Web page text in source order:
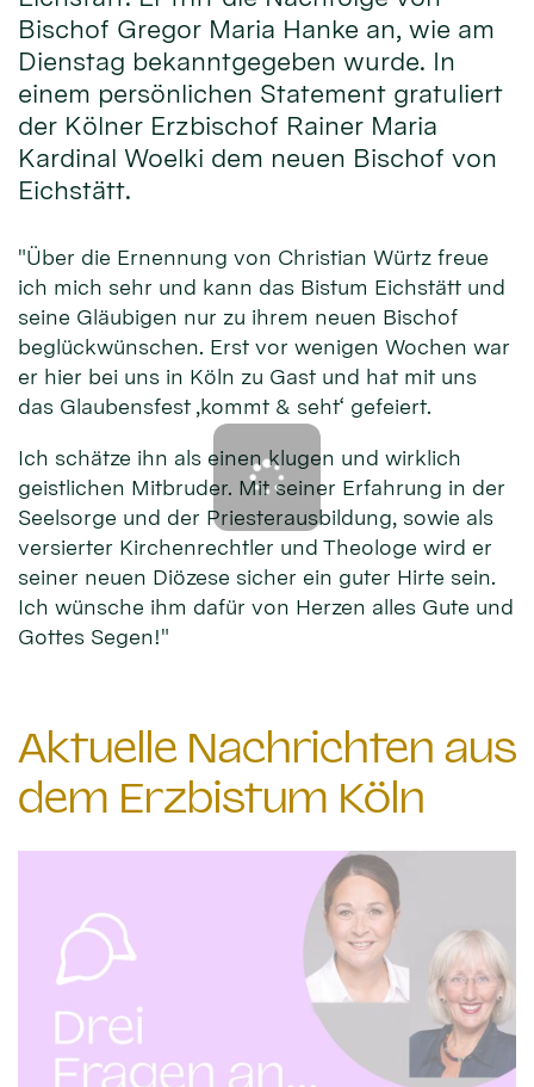
Bischof Gregor Maria Hanke an, wie am
Dienstag bekanntgegeben wurde. In
einem persönlichen Statement gratuliert
der Kölner Erzbischof Rainer Maria
Kardinal Woelki dem neuen Bischof von
Eichstätt.
"Über die Ernennung von Christian Würtz freue
ich mich sehr und kann das Bistum Eichstätt und
seine Gläubigen nur zu ihrem neuen Bischof
beglückwünschen. Erst vor wenigen Wochen war
er hier bei uns in Köln zu Gast und hat mit uns
das Glaubensfest ‚kommt & seht‘ gefeiert.
Ich schätze ihn als einen klugen und wirklich
geistlichen Mitbruder. Mit seiner Erfahrung in der
Seelsorge und der Priesterausbildung, sowie als
versierter Kirchenrechtler und Theologe wird er
seiner neuen Diözese sicher ein guter Hirte sein.
Ich wünsche ihm dafür von Herzen alles Gute und
Gottes Segen!"
Aktuelle Nachrichten aus
dem Erzbistum Köln